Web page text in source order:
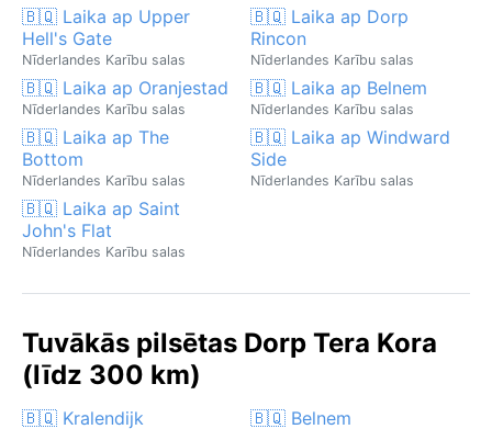
🇧🇶 Laika ap Upper
Hell's Gate
Nīderlandes Karību salas
🇧🇶 Laika ap Dorp
Rincon
Nīderlandes Karību salas
🇧🇶 Laika ap Oranjestad
Nīderlandes Karību salas
🇧🇶 Laika ap Belnem
Nīderlandes Karību salas
🇧🇶 Laika ap The
Bottom
Nīderlandes Karību salas
🇧🇶 Laika ap Windward
Side
Nīderlandes Karību salas
🇧🇶 Laika ap Saint
John's Flat
Nīderlandes Karību salas
Tuvākās pilsētas Dorp Tera Kora
(līdz 300 km)
🇧🇶 Kralendijk 🇧🇶 Belnem